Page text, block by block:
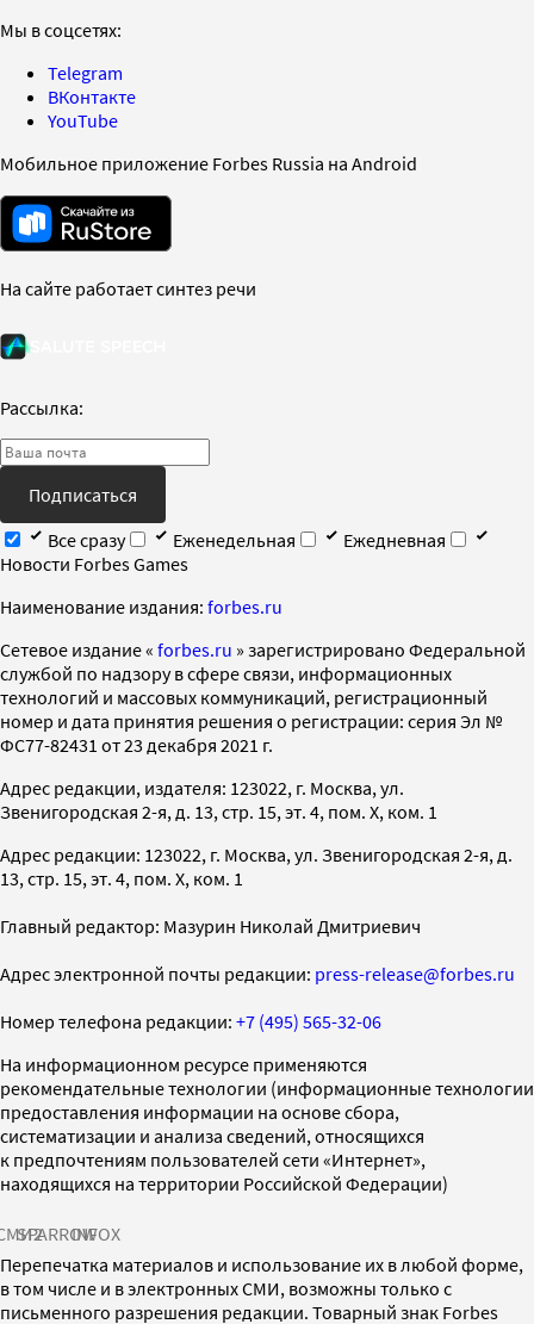
Мы в соцсетях:
Telegram
ВКонтакте
YouTube
Мобильное приложение Forbes Russia на Android
На сайте работает синтез речи
Рассылка:
Подписаться
Все сразу
Еженедельная
Ежедневная
Новости Forbes Games
Наименование издания: forbes.ru
Cетевое издание « forbes.ru » зарегистрировано Федеральной
службой по надзору в сфере связи, информационных
технологий и массовых коммуникаций, регистрационный
номер и дата принятия решения о регистрации: серия Эл №
ФС77-82431 от 23 декабря 2021 г.
Адрес редакции, издателя: 123022, г. Москва, ул.
Звенигородская 2-я, д. 13, стр. 15, эт. 4, пом. X, ком. 1
Адрес редакции: 123022, г. Москва, ул. Звенигородская 2-я, д.
13, стр. 15, эт. 4, пом. X, ком. 1
Главный редактор: Мазурин Николай Дмитриевич
Адрес электронной почты редакции: press-release@forbes.ru
Номер телефона редакции: +7 (495) 565-32-06
На информационном ресурсе применяются
рекомендательные технологии (информационные технологии
предоставления информации на основе сбора,
систематизации и анализа сведений, относящихся
к предпочтениям пользователей сети «Интернет»,
находящихся на территории Российской Федерации)
SPARROWINFOX
Перепечатка материалов и использование их в любой форме,
в том числе и в электронных СМИ, возможны только с
письменного разрешения редакции. Товарный знак Forbes